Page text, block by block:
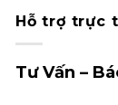
Hỗ trợ trực
Tư Vấn –